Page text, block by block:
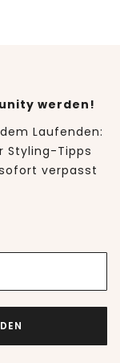
werden!
Laufenden:
Styling-Tipps
verpasst